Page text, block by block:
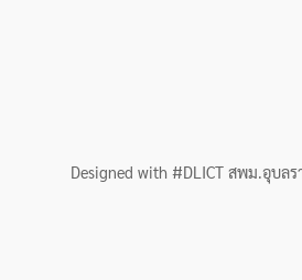
Designed with #DLICT สพม.อุบล